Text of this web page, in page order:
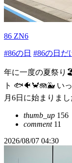
86 ZN6
#86の日 #86の日
年に一度の夏祭り
ト 🐟🐠🦀🪼🐳 い
月6日に始まりま
thumb_up 156
comment11
2026/08/07 04:30